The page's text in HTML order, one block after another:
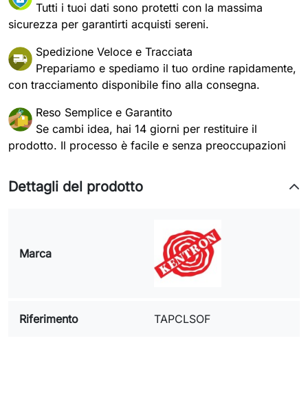
Tutti i tuoi dati sono protetti con la massima
sicurezza per garantirti acquisti sereni.
Spedizione Veloce e Tracciata
Prepariamo e spediamo il tuo ordine rapidamente,
con tracciamento disponibile fino alla consegna.
Reso Semplice e Garantito
Se cambi idea, hai 14 giorni per restituire il
prodotto. Il processo è facile e senza preoccupazioni
Dettagli del prodotto
Marca
Riferimento TAPCLSOF